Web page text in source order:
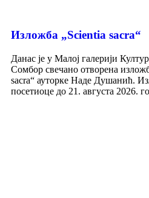
Изложба „Scientia sacra“
Данас је у Малој галерији
Сомбор свечано отворена
sacra“ ауторке Наде Душанић.
посетиоце до 21. августа 2026.